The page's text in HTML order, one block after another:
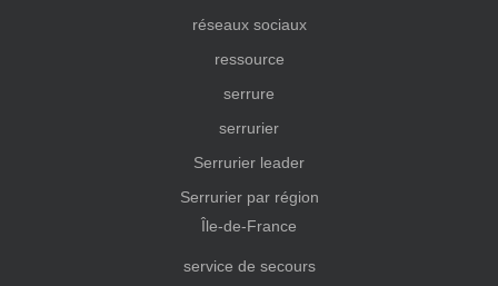
réseaux sociaux
ressource
serrure
serrurier
Serrurier leader
Serrurier par région
Île-de-France
service de secours